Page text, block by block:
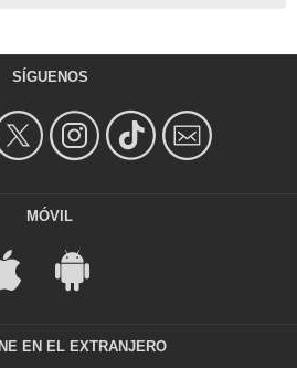
SÍGUENOS
MÓVIL
EN EL EXTRANJERO